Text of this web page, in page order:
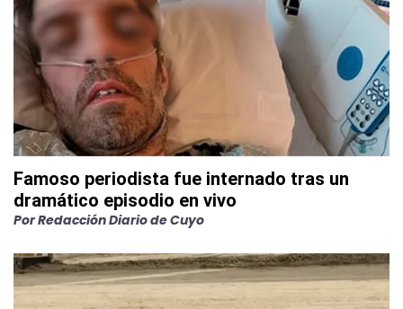
Famoso periodista fue internado tras un
dramático episodio en vivo
PorRedacción Diario de Cuyo